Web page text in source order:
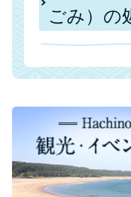
ごみ）の